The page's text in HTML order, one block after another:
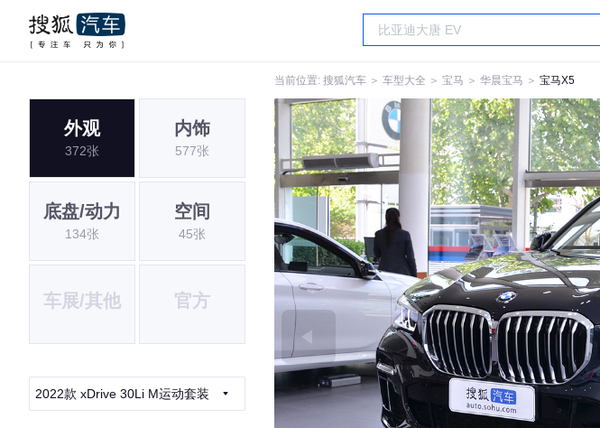
当前位置: 搜狐汽车 ＞ 车型大全 ＞ 宝马 ＞ 华晨宝马 ＞ 宝马X5
外观
372张
内饰
577张
底盘/动力
134张
空间
45张
车展/其他 官方
2022款 xDrive 30Li M运动套装